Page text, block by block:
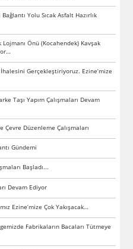
Yolu Sıcak Asfalt Hazırlık
Önü (Kocahendek) Kavşak
Gerçekleştiriyoruz. Ezine’mize
Taşı Yapım Çalışmaları Devam
Çevre Düzenleme Çalışmaları
Gündemi
Başladı...
Devam Ediyor
Ezine’mize Çok Yakışacak…
Fabrikaların Bacaları Tütmeye